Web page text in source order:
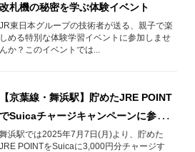
改札機の秘密を学ぶ体験イベント
JR東日本グループの技術者が送る、親子で楽
しめる特別な体験学習イベントに参加しませ
んか？このイベントでは...
【京葉線・舞浜駅】貯めたJRE POINT
でSuicaチャージキャンペーンに参加し
よう‼︎
舞浜駅では2025年7月7日(月)より、貯めた
JRE POINTをSuicaに3,000円分チャージす